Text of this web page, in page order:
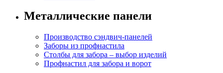
Металлические панели
Производство сэндвич-панелей
Заборы из профнастила
Столбы для забора – выбор изделий
Профнастил для забора и ворот